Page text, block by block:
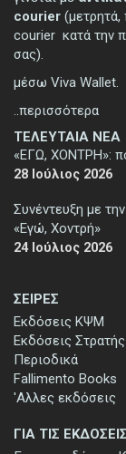
ΣΕΙΡΕΣ
Εκδόσεις ΚΨΜ
Εκδόσεις Στρατής
Περιοδικά
Fallimento Books
'Αλλες εκδόσεις
ΤΕΛΕΥΤΑΙΑ ΝΕΑ
«ΕΓΩ, ΧΟΝΤΡΗ»:
28 Ιούλιος 2026
Συνέντευξη με
«Εγώ, Χοντρή»
24 Ιούλιος 2026
ΓΙΑ ΤΙΣ
courier (μετρητά,
courier κατά την
σας).
μέσω Viva Wallet.
..περισσότερα